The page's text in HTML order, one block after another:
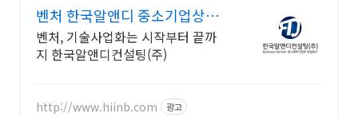
벤처 한국알앤디 중소기업상담
회사
벤처, 기술사업화는 시작부터 끝까
지 한국알앤디컨설팅(주)
http://www.hiinb.com 광고